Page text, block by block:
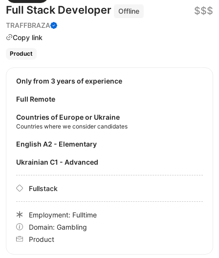
Full Stack Developer
Offline
TRAFFBRAZA
Copy link
$$$
Product
Only from 3 years of experience
Full Remote
Countries of Europe or Ukraine
Countries where we consider candidates
English A2 - Elementary
Ukrainian C1 - Advanced
Fullstack
Employment: Fulltime
Domain: Gambling
Product